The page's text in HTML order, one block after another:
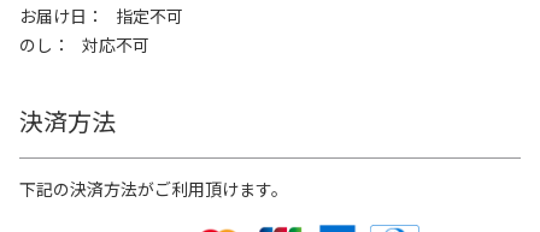
お届け日
指定不可
のし
対応不可
決済方法
下記の決済方法がご利用頂けます。